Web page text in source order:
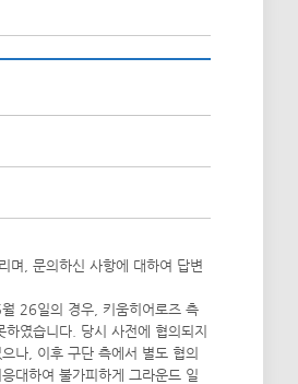
며, 문의하신 사항에 대하여 답변
26일의 경우, 키움히어로즈 측
였습니다. 당시 사전에 협의되지
나, 이후 구단 측에서 별도 협의
대하여 불가피하게 그라운드 일